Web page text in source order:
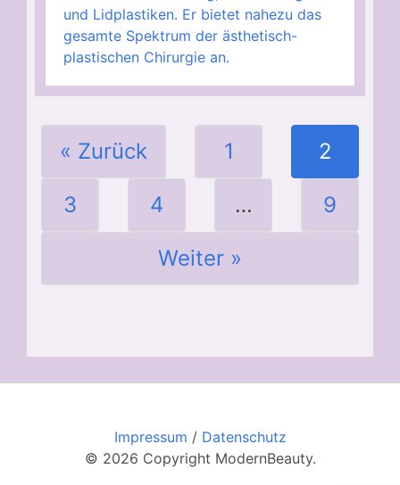
und Lidplastiken. Er bietet nahezu das
gesamte Spektrum der ästhetisch-
plastischen Chirurgie an.
« Zurück 1 2
3 4 … 9
Weiter »
Impressum / Datenschutz
© 2026 Copyright ModernBeauty.